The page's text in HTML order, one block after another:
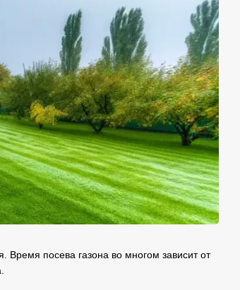
Время посева газона во многом зависит от